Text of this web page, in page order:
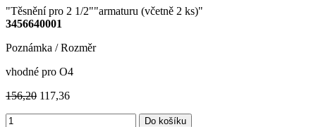
"Těsnění pro 2 1/2""armaturu (včetně 2 ks)"
3456640001
Poznámka / Rozměr
vhodné pro O4
156,20 117,36
Do košíku